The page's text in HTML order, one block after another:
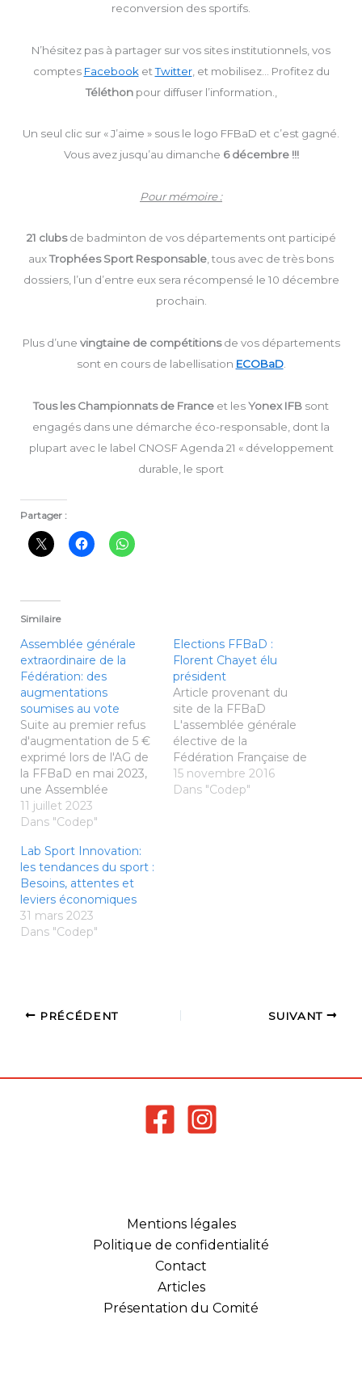
reconversion des sportifs.
N’hésitez pas à partager sur vos sites institutionnels, vos
comptes Facebook etTwitter, et mobilisez… Profitez du
Téléthonpour diffuser l’information.,
Un seul clic sur « J’aime » sous le logo FFBaD et c’est gagné.
Vous avez jusqu’au dimanche 6 décembre !!!
Pour mémoire :
21 clubsde badminton de vos départements ont participé
auxTrophées Sport Responsable, tous avec de très bons
dossiers, l’un d’entre eux sera récompensé le 10 décembre
prochain.
Plus d’une vingtaine de compétitionsde vos départements
sont en cours de labellisation ECOBaD.
Tous les Championnats de France et lesYonex IFB sont
engagés dans une démarche éco-responsable, dont la
plupart avec le label CNOSF Agenda 21 « développement
durable, le sport
Partager :
Similaire
Assemblée générale
extraordinaire de la
Fédération: des
augmentations
soumises au vote
Suite au premier refus
d'augmentation de 5 €
exprimé lors de l'AG de
la FFBaD en mai 2023,
une Assemblée
Générale Extraordinaire
de la Fédération
lundi 10 juillet en
visioconférence avec
les délégués des ligues
pour proposer une
nouvelle augmentation
du timbre fédéral 2023-
11 juillet 2023
Dans "Codep"
Elections FFBaD :
Florent Chayet élu
président
Article provenant du
site de la FFBaD
L'assemblée générale
élective de la
Fédération Française de
Badminton s'est
déroulée ce samedi 12
15 novembre 2016
Dans "Codep"
Lab Sport Innovation:
les tendances du sport :
Besoins, attentes et
leviers économiques
31 mars 2023
Dans "Codep"
PRÉCÉDENT SUIVANT
Mentions légales
Politique de confidentialité
Contact
Articles
Présentation du Comité